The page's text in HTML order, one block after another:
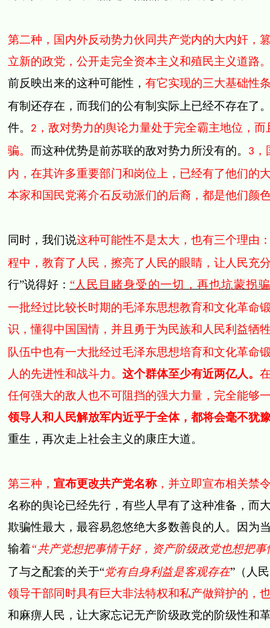
第二种，国内外反动势力伙同共产党内的大内奸，
立新的政党，公开走完全资本主义和殖民主义道路
前反映出来的这种可能性， 有它实现的三大基础性
有制还存在，而我们的公有制实际上已经不存在了
件。 2 ，敌对势力的舆论力量处于完全霸主地位，
骗。 而这种优势是前苏联的敌对势力所没有的。 3
内，在其许多重要部门和岗位上，已经有了他们的
本家和国民党蒋介石反动派们的后裔，都是他们颜
同时，我们说这种可能性不是太大，也有三个理由
程中，教育了人民，擦亮了人民的眼睛，让人民充
行”说得好： “人民目睹身受的一切，再也坑蒙拐
一批经过比较长时期的毛泽东思想教育和文化革命
识，懂得中国国情，并且勇于为民族和人民利益牺
队伍中也有一大批经过毛泽东思想培育和文化革命
人的先进性和战斗力。 这个群体至少有近两亿人。
任何强大的敌人也不可阻挡的强大力量，完全能够
领导人和人民解放军内近乎于全体，都将会毫不犹
重生，再次走上社会主义的康庄大道。
第三种， 宣布更改共产党名称，并立即宣布相关禁
名称的舆论已经先行，有些人早有了这种准备，而
欺骗性最大，最容易忽悠绝大多数善良的人。因为
输着“共产党想把事情干好，资产阶级政党也想把事
了与之配套的关于“党有自身利益是客观存在”（人
领导干部同时具有巨大非法特权和私产做辩护的，
和麻痹人民，让大家忘记无产阶级政党的阶级性和